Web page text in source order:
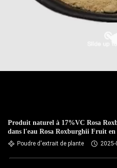
Produit naturel à 17%VC Rosa
dans l'eau Rosa Roxburghii Fruit en
poudre
Poudre d'extrait de plante 2025-